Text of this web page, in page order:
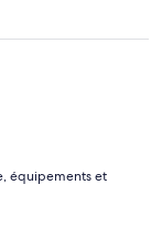
équipements et